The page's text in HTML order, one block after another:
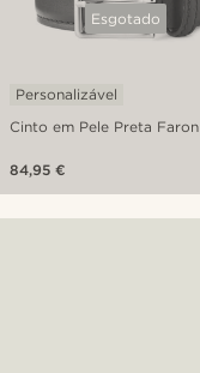
Esgotado
Cinto em Pele Preta Faron
Personalizável
84,95 €